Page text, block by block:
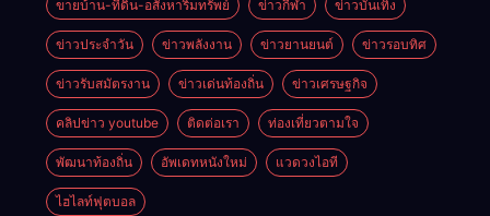
ฟุตบอลวันรพี
เพื่อเชื่อม
ความสัมพันธ์
อันดีของ
หน่วยงานใน
กระบวนการ
ยุติธรรม
Thailand
2026 เชื่อม 4
งานใหญ่
สร้างโอกาส
ธุรกิจครบ
วงจร ด้วยครับ
ขายบ้าน-ที่ดิน-อสังหาริมทรัพย์ ข่าวกีฬา ข่าวบันเทิง
ข่าวประจำวัน ข่าวพลังงาน ข่าวยานยนต์ ข่าวรอบทิศ
ข่าวรับสมัตรงาน ข่าวเด่นท้องถิ่น ข่าวเศรษฐกิจ
คลิปข่าว youtube ติดต่อเรา ท่องเที่ยวตามใจ
พัฒนาท้องถิ่น อัพเดทหนังใหม่ แวดวงไอที
ไฮไลท์ฟุตบอล